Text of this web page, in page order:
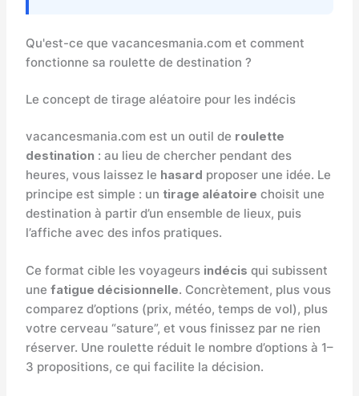
Qu'est-ce que vacancesmania.com et comment
fonctionne sa roulette de destination ?
Le concept de tirage aléatoire pour les indécis
vacancesmania.com est un outil de roulette
destination : au lieu de chercher pendant des
heures, vous laissez le hasard proposer une idée. Le
principe est simple : un tirage aléatoire choisit une
destination à partir d’un ensemble de lieux, puis
l’affiche avec des infos pratiques.
Ce format cible les voyageurs indécis qui subissent
une fatigue décisionnelle. Concrètement, plus vous
comparez d’options (prix, météo, temps de vol), plus
votre cerveau “sature”, et vous finissez par ne rien
réserver. Une roulette réduit le nombre d’options à 1–
3 propositions, ce qui facilite la décision.